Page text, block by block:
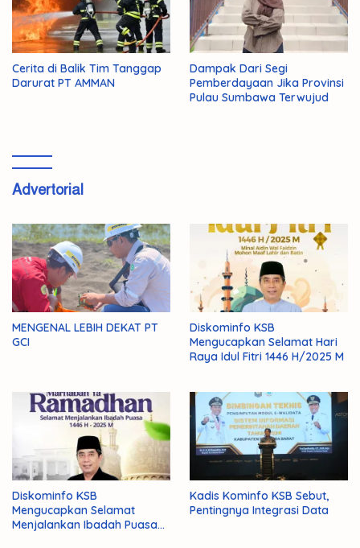
Cerita di Balik Tim Tanggap
Darurat PT AMMAN
Dampak Dari Segi
Pemberdayaan Jika Provinsi
Pulau Sumbawa Terwujud
Advertorial
MENGENAL LEBIH DEKAT PT
GCI
Diskominfo KSB
Mengucapkan Selamat Hari
Raya Idul Fitri 1446 H/2025 M
Diskominfo KSB
Mengucapkan Selamat
Menjalankan Ibadah Puasa
Kadis Kominfo KSB Sebut,
Pentingnya Integrasi Data